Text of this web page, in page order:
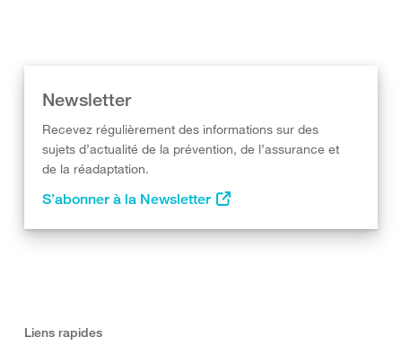
Newsletter
Recevez régulièrement des informations sur des
sujets d’actualité de la prévention, de l’assurance et
de la réadaptation.
S’abonner à la Newsletter
Liens rapides